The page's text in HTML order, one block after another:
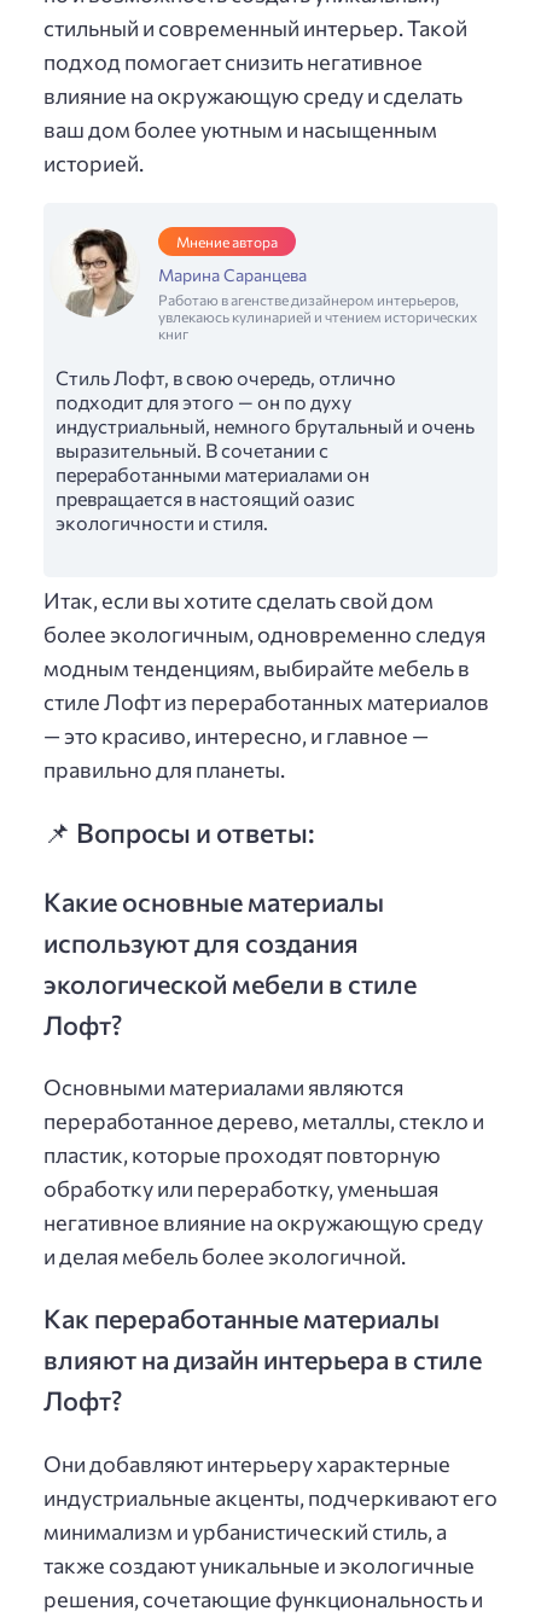
стильный и современный интерьер. Такой
подход помогает снизить негативное
влияние на окружающую среду и сделать
ваш дом более уютным и насыщенным
историей.
Мнение автора
Марина Саранцева
Работаю в агенстве дизайнером интерьеров,
увлекаюсь кулинарией и чтением исторических
книг
Стиль Лофт, в свою очередь, отлично
подходит для этого — он по духу
индустриальный, немного брутальный и очень
выразительный. В сочетании с
переработанными материалами он
превращается в настоящий оазис
экологичности и стиля.
Итак, если вы хотите сделать свой дом
более экологичным, одновременно следуя
модным тенденциям, выбирайте мебель в
стиле Лофт из переработанных материалов
— это красиво, интересно, и главное —
правильно для планеты.
📌 Вопросы и ответы:
Какие основные материалы
используют для создания
экологической мебели в стиле
Лофт?
Основными материалами являются
переработанное дерево, металлы, стекло и
пластик, которые проходят повторную
обработку или переработку, уменьшая
негативное влияние на окружающую среду
и делая мебель более экологичной.
Как переработанные материалы
влияют на дизайн интерьера в стиле
Лофт?
Они добавляют интерьеру характерные
индустриальные акценты, подчеркивают его
минимализм и урбанистический стиль, а
также создают уникальные и экологичные
решения, сочетающие функциональность и